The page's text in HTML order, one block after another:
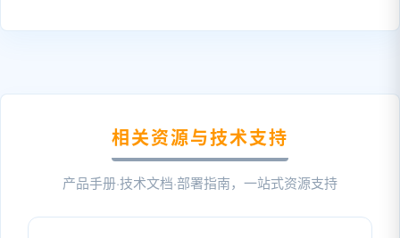
相关资源与技术支持
产品手册·技术文档·部署指南，一站式资源支持